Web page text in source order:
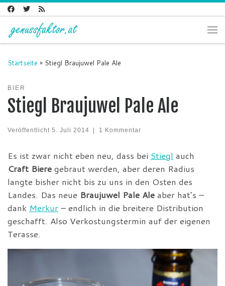
Zum Inhalt springen
Startseite » Stiegl Braujuwel Pale Ale
BIER
Stiegl Braujuwel Pale Ale
Veröffentlicht 5. Juli 2014 1 Kommentar
Es ist zwar nicht eben neu, dass bei Stiegl auch
Craft Biere gebraut werden, aber deren Radius
langte bisher nicht bis zu uns in den Osten des
Landes. Das neue Braujuwel Pale Ale aber hat’s –
dank Merkur – endlich in die breitere Distribution
geschafft. Also Verkostungstermin auf der eigenen
Terasse.